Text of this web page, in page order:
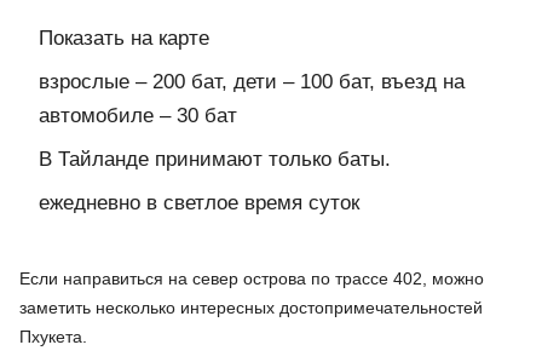
Показать на карте
взрослые – 200 бат, дети – 100 бат, въезд на
автомобиле – 30 бат
В Тайланде принимают только баты.
ежедневно в светлое время суток
Если направиться на север острова по трассе 402, можно
заметить несколько интересных достопримечательностей
Пхукета.